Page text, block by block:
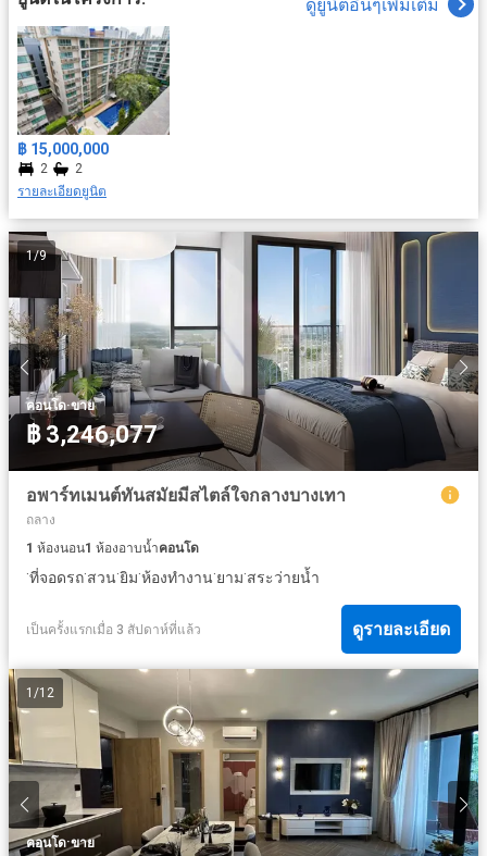
ดูยูนิตอื่นๆเพิ่มเติม
฿ 15,000,000
2
2
รายละเอียดยูนิต
1/9
คอนโด·ขาย
฿ 3,246,077
อพาร์ทเมนต์ทันสมัยมีสไตล์ใจกลางบางเทา
ถลาง
1 ห้องนอน1 ห้องอาบน้ำคอนโด
·ที่จอดรถ·สวน·ยิม·ห้องทำงาน·ยาม·สระว่ายน้ำ
เป็นครั้งแรกเมื่อ 3 สัปดาห์ที่แล้ว ดูรายละเอียด
1 /12
คอนโด·ขาย